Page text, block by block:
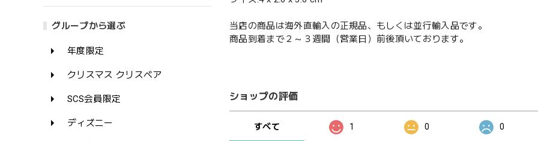
グループから選ぶ
年度限定
クリスマス クリスベア
SCS会員限定
ディズニー
当店の商品は海外直輸入の正規品、もしくは並行輸入品です。
商品到着まで２～３週間（営業日）前後頂いております。
ショップの評価
すべて 1 0 0